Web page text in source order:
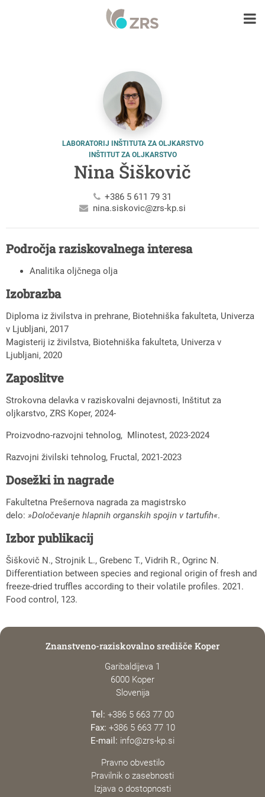
LABORATORIJ INŠTITUTA ZA OLJKARSTVO
INŠTITUT ZA OLJKARSTVO
Nina Šiškovič
+386 5 611 79 31
nina.siskovic@zrs-kp.si
Področja raziskovalnega interesa
Analitika oljčnega olja
Izobrazba
Diploma iz živilstva in prehrane, Biotehniška fakulteta, Univerza
v Ljubljani, 2017
Magisterij iz živilstva, Biotehniška fakulteta, Univerza v
Ljubljani, 2020
Zaposlitve
Strokovna delavka v raziskovalni dejavnosti, Inštitut za
oljkarstvo, ZRS Koper, 2024-
Proizvodno-razvojni tehnolog, Mlinotest, 2023-2024
Razvojni živilski tehnolog, Fructal, 2021-2023
Dosežki in nagrade
Fakultetna Prešernova nagrada za magistrsko
delo: »Določevanje hlapnih organskih spojin v tartufih«.
Izbor publikacij
Šiškovič N., Strojnik L., Grebenc T., Vidrih R., Ogrinc N.
Differentiation between species and regional origin of fresh and
freeze-dried truffles according to their volatile profiles. 2021.
Food control, 123.
Znanstveno-raziskovalno središče Koper
Garibaldijeva 1
6000 Koper
Slovenija
Tel: +386 5 663 77 00
Fax: +386 5 663 77 10
E-mail: info@zrs-kp.si
Pravno obvestilo
Pravilnik o zasebnosti
Izjava o dostopnosti